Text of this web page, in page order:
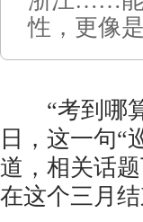
性，更像
“考到哪算
日，这一句“
道，相关话
在这个三月结